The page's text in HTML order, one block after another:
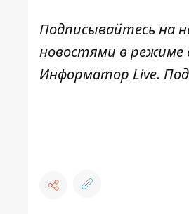
Подписывайтесь на
новостями в режиме
Информатор Live.